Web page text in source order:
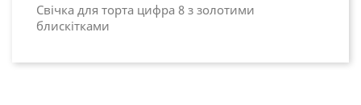
Свічка для торта цифра 8 з золотими
блискітками